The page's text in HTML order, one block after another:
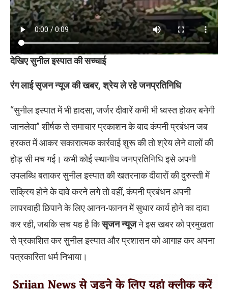
देखिए सुनील इस्पात की सच्चाई
रंग लाई सृजन न्यूज की खबर, श्रेय ले रहे जनप्रतिनिधि
“सुनील इस्पात में भी हादसा, जर्जर दीवारें कभी भी ध्वस्त होकर बनेगी
जानलेवा” शीर्षक से समाचार प्रकाशन के बाद कंपनी प्रबंधन जब
हरकत में आकर सकारात्मक कार्रवाई शुरू की तो श्रेय लेने वालों की
होड़ सी मच गई। कभी कोई स्थानीय जनप्रतिनिधि इसे अपनी
उपलब्धि बताकर सुनील इस्पात की खतरनाक दीवारों की दुरुस्ती में
सक्रिय होने के दावे करने लगे तो वहीं, कंपनी प्रबंधन अपनी
लापरवाही छिपाने के लिए आनन-फानन में सुधार कार्य होने का दावा
कर रही, जबकि सच यह है किसृजन न्यूजने इस खबर को प्रमुखता
से प्रकाशित कर सुनील इस्पात और प्रशासन को आगाह कर अपना
पत्रकारिता धर्म निभाया।